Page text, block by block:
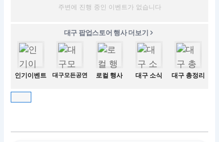
주변에 진행 중인 이벤트가 없습니다
대구 팝업스토어 행사 더보기
인기이벤트 대구모든공연 로컬 행사 대구 소식 대구 총정리